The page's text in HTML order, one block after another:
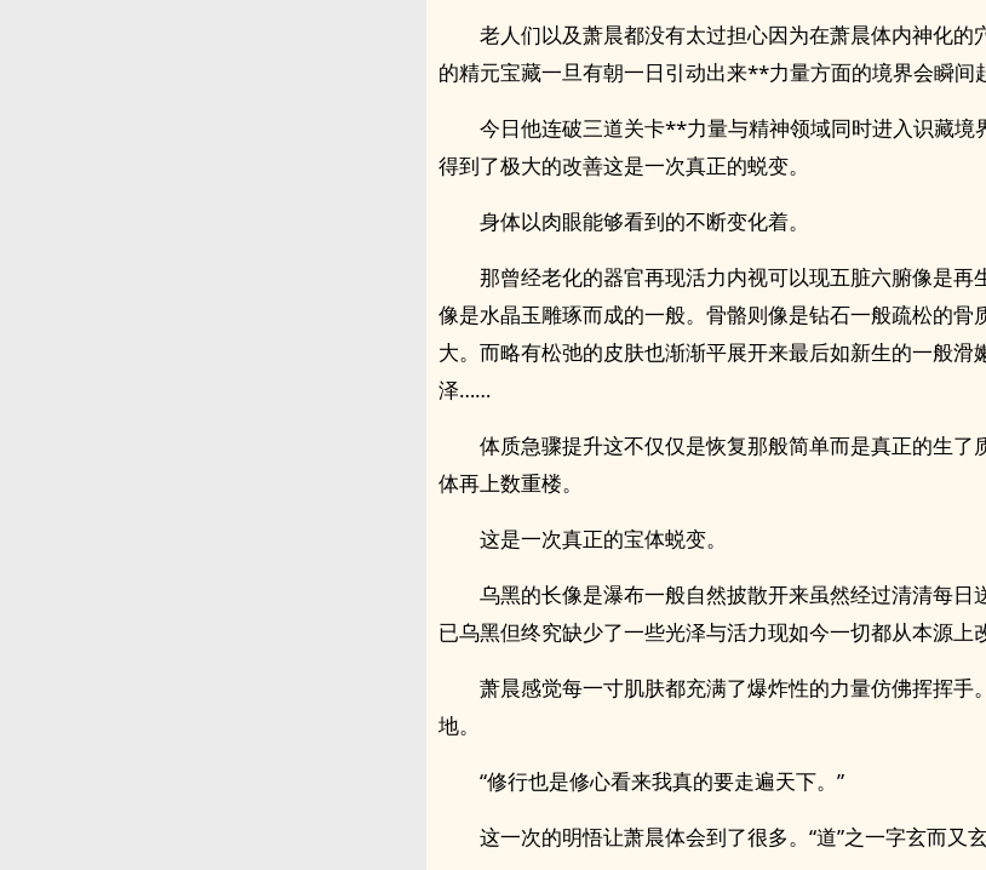
老人们以及萧晨都没有太过担心因为在萧晨体内神化的
的精元宝藏一旦有朝一日引动出来**力量方面的境界会瞬间
今日他连破三道关卡**力量与精神领域同时进入识藏境
得到了极大的改善这是一次真正的蜕变。
身体以肉眼能够看到的不断变化着。
那曾经老化的器官再现活力内视可以现五脏六腑像是再
像是水晶玉雕琢而成的一般。骨骼则像是钻石一般疏松的骨
大。而略有松弛的皮肤也渐渐平展开来最后如新生的一般滑
泽……
体质急骤提升这不仅仅是恢复那般简单而是真正的生了
体再上数重楼。
这是一次真正的宝体蜕变。
乌黑的长像是瀑布一般自然披散开来虽然经过清清每日
已乌黑但终究缺少了一些光泽与活力现如今一切都从本源上
萧晨感觉每一寸肌肤都充满了爆炸性的力量仿佛挥挥手
地。
“修行也是修心看来我真的要走遍天下。”
这一次的明悟让萧晨体会到了很多。“道”之一字玄而又玄